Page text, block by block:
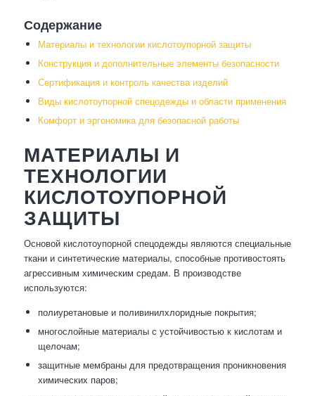
Содержание
Материалы и технологии кислотоупорной защиты
Конструкция и дополнительные элементы безопасности
Сертификация и контроль качества изделий
Виды кислотоупорной спецодежды и области применения
Комфорт и эргономика для безопасной работы
МАТЕРИАЛЫ И
ТЕХНОЛОГИИ
КИСЛОТОУПОРНОЙ
ЗАЩИТЫ
Основой кислотоупорной спецодежды являются специальные
ткани и синтетические материалы, способные противостоять
агрессивным химическим средам. В производстве
используются:
полиуретановые и поливинилхлоридные покрытия;
многослойные материалы с устойчивостью к кислотам и
щелочам;
защитные мембраны для предотвращения проникновения
химических паров;